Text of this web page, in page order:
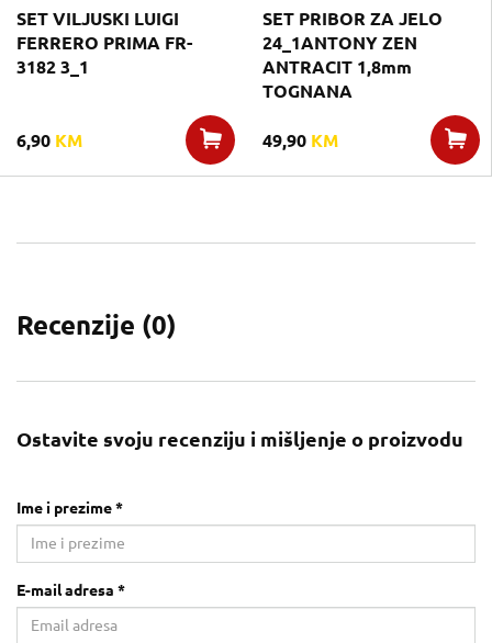
SET VILJUSKI LUIGI
FERRERO PRIMA FR-
3182 3_1
6,90 KM
SET PRIBOR ZA JELO
24_1ANTONY ZEN
ANTRACIT 1,8mm
TOGNANA
49,90 KM
Recenzije (0)
Ostavite svoju recenziju i mišljenje o proizvodu
Ime i prezime *
E-mail adresa *